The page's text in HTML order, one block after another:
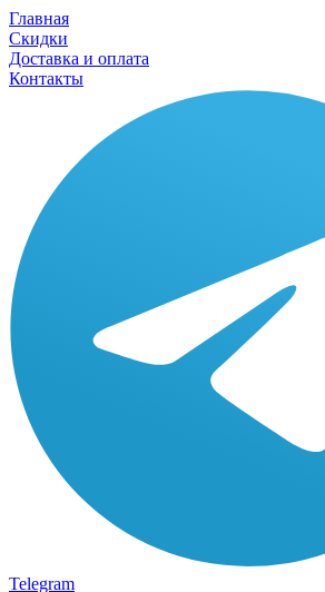
Главная
Скидки
Доставка и оплата
Контакты
Telegram